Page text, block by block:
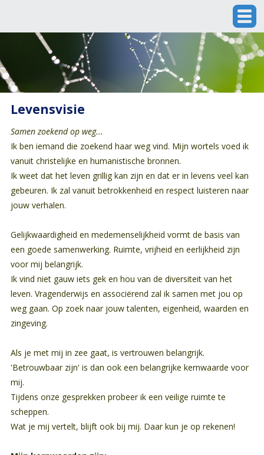
Levensvisie
Samen zoekend op weg...
Ik ben iemand die zoekend haar weg vind. Mijn wortels voed ik
vanuit christelijke en humanistische bronnen.
Ik weet dat het leven grillig kan zijn en dat er in levens veel kan
gebeuren. Ik zal vanuit betrokkenheid en respect luisteren naar
jouw verhalen.
Gelijkwaardigheid en medemenselijkheid vormt de basis van
een goede samenwerking. Ruimte, vrijheid en eerlijkheid zijn
voor mij belangrijk.
Ik vind niet gauw iets gek en hou van de diversiteit van het
leven. Vragenderwijs en associërend zal ik samen met jou op
weg gaan. Op zoek naar jouw talenten, eigenheid, waarden en
zingeving.
Als je met mij in zee gaat, is vertrouwen belangrijk.
'Betrouwbaar zijn' is dan ook een belangrijke kernwaarde voor
mij.
Tijdens onze gesprekken probeer ik een veilige ruimte te
scheppen.
Wat je mij vertelt, blijft ook bij mij. Daar kun je op rekenen!